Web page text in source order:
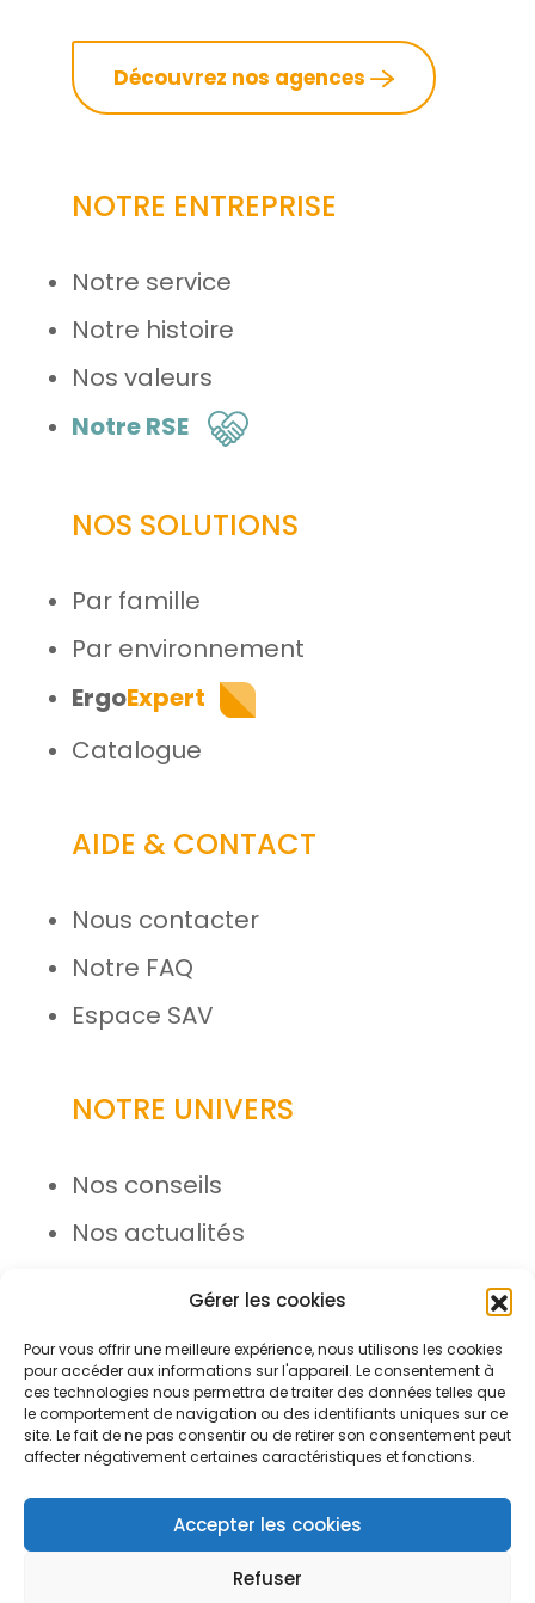
Gérer les cookies
Pour vous offrir une meilleure expérience, nous utilisons les cookies
pour accéder aux informations sur l'appareil. Le consentement à
ces technologies nous permettra de traiter des données telles que
le comportement de navigation ou des identifiants uniques sur ce
site. Le fait de ne pas consentir ou de retirer son consentement peut
affecter négativement certaines caractéristiques et fonctions.
Accepter les cookies
Refuser
Découvrez nos agences
NOTRE ENTREPRISE
Notre service
Notre histoire
Nos valeurs
Notre RSE
NOS SOLUTIONS
Par famille
Par environnement
ErgoExpert
Catalogue
AIDE & CONTACT
Nous contacter
Notre FAQ
Espace SAV
NOTRE UNIVERS
Nos conseils
Nos actualités
© Azergo 2026 - Tous droits
réservés